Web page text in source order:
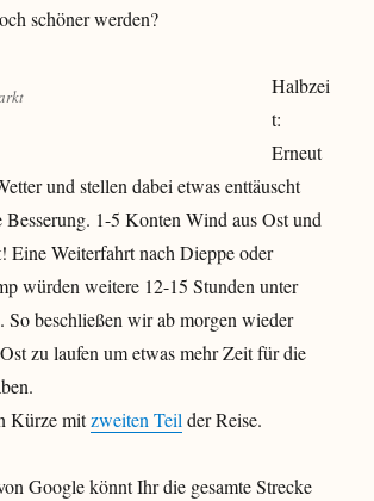
schöner werden?
Halbzei
t:
Erneut
und stellen dabei etwas enttäuscht
Besserung. 1-5 Konten Wind aus Ost und
Eine Weiterfahrt nach Dieppe oder
würden weitere 12-15 Stunden unter
So beschließen wir ab morgen wieder
zu laufen um etwas mehr Zeit für die
Kürze mitzweiten Teilder Reise.
Google könnt Ihr die gesamte Strecke